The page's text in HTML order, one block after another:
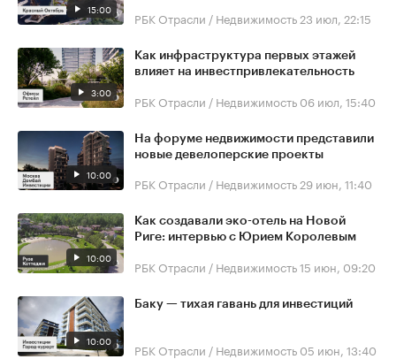
15:00 РБК Отрасли / Недвижимость 23 июл, 22:15
3:00
Как инфраструктура первых этажей
влияет на инвестпривлекательность
РБК Отрасли / Недвижимость 06 июл, 15:40
10:00
На форуме недвижимости представили
новые девелоперские проекты
РБК Отрасли / Недвижимость 29 июн, 11:40
10:00
Как создавали эко-отель на Новой
Риге: интервью с Юрием Королевым
РБК Отрасли / Недвижимость15 июн, 09:20
10:00
Баку — тихая гавань для инвестиций
РБК Отрасли / Недвижимость 05 июн, 13:40